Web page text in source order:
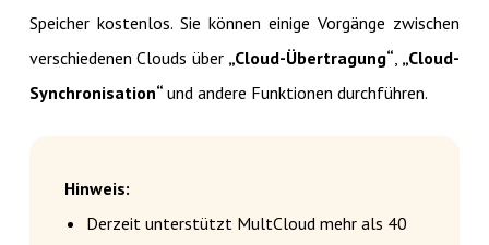
Speicher kostenlos. Sie können einige Vorgänge zwischen
verschiedenen Clouds über „Cloud-Übertragung“ „Cloud-
Synchronisation“ und andere Funktionen durchführen.
Hinweis:
Derzeit unterstützt MultCloud mehr als 40